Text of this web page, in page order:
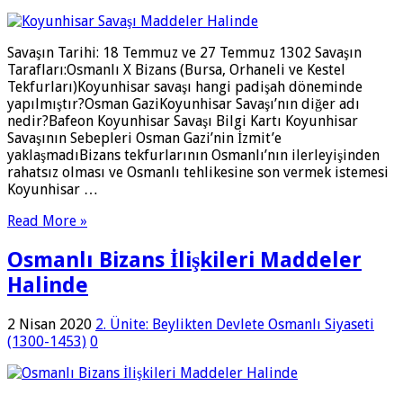
Savaşın Tarihi: 18 Temmuz ve 27 Temmuz 1302 Savaşın
Tarafları:Osmanlı X Bizans (Bursa, Orhaneli ve Kestel
Tekfurları)Koyunhisar savaşı hangi padişah döneminde
yapılmıştır?Osman GaziKoyunhisar Savaşı’nın diğer adı
nedir?Bafeon Koyunhisar Savaşı Bilgi Kartı Koyunhisar
Savaşının Sebepleri Osman Gazi’nin İzmit’e
yaklaşmadıBizans tekfurlarının Osmanlı’nın ilerleyişinden
rahatsız olması ve Osmanlı tehlikesine son vermek istemesi
Koyunhisar …
Read More »
Osmanlı Bizans İlişkileri Maddeler
Halinde
2 Nisan 2020 2. Ünite: Beylikten Devlete Osmanlı Siyaseti
(1300-1453) 0